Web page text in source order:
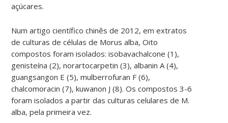
açúcares.
Num artigo científico chinês de 2012, em extratos
de culturas de células de Morus alba, Oito
compostos foram isolados: isobavachalcone (1),
genisteína (2), norartocarpetin (3), albanin A (4),
guangsangon E (5), mulberrofuran F (6),
chalcomoracin (7), kuwanon J (8). Os compostos 3-6
foram isolados a partir das culturas celulares de M.
alba, pela primeira vez.